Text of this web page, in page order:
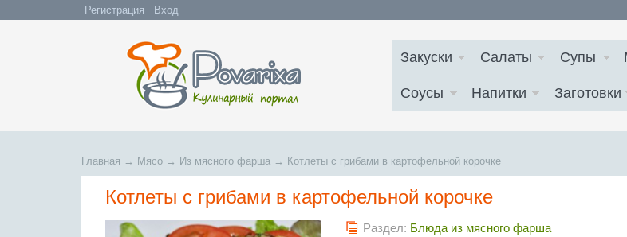
Регистрация Вход
Закуски Салаты Супы
Соусы Напитки Заготовки
Главная → Мясо → Из мясного фарша → Котлеты с грибами в картофельной корочке
Котлеты с грибами в картофельной корочке
Раздел: Блюда из мясного фарша